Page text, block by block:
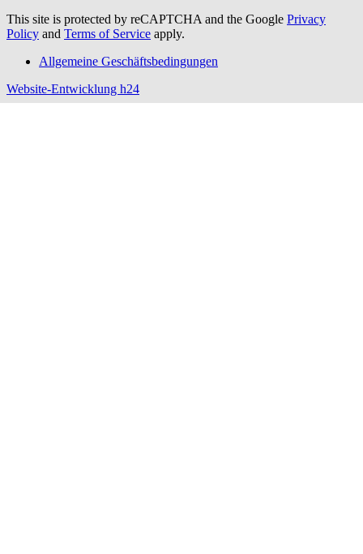
This site is protected by reCAPTCHA and the Google Privacy
Policy and Terms of Service apply.
Allgemeine Geschäftsbedingungen
Website-Entwicklung h24